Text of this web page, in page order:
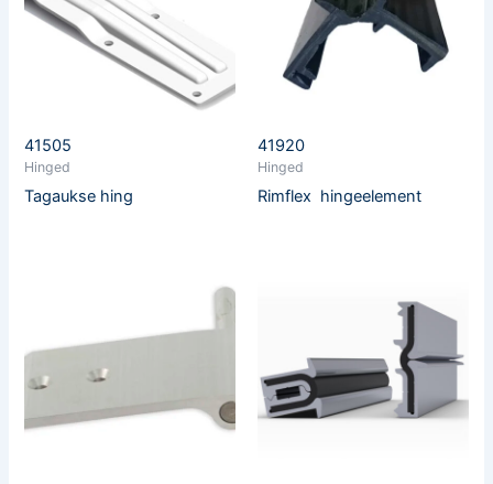
41505
Hinged
Tagaukse hing
41920
Hinged
Rimflex hingeelement